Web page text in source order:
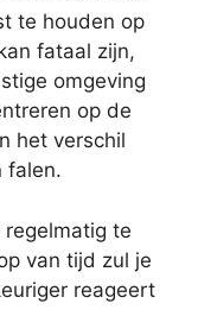
te houden op
fataal zijn,
omgeving
op de
het verschil
falen.
te
van tijd zul je
reageert